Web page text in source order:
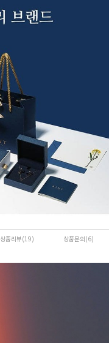
상품리뷰(19) 상품문의(6)